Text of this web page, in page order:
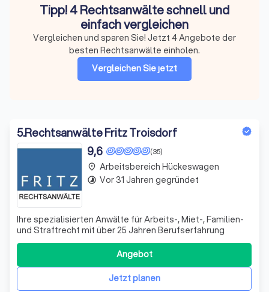
Tipp! 4 Rechtsanwälte schnell und
einfach vergleichen
Vergleichen und sparen Sie! Jetzt 4 Angebote der
besten Rechtsanwälte einholen.
Vergleichen Sie jetzt
5.Rechtsanwälte Fritz Troisdorf
(35)
9,6
Ihre spezialisierten Anwälte für Arbeits-, Miet-, Familien-
und Straftrecht mit über 25 Jahren Berufserfahrung
Jetzt planen
Angebot
place Arbeitsbereich Hückeswagen
timelapse Vor 31 Jahren gegründet